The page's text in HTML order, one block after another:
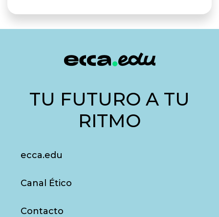
TU FUTURO A TU
RITMO
ecca.edu
Canal Ético
Contacto